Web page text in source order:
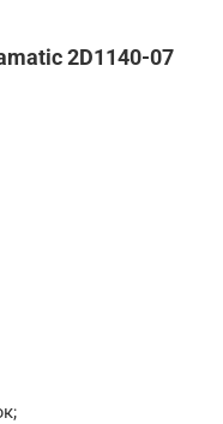
2D1140-07